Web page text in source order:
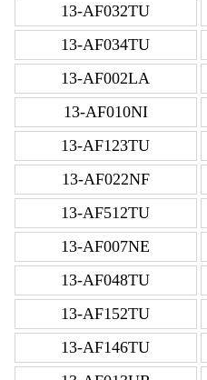
13-AF032TU
13-AF034TU
13-AF002LA
13-AF010NI
13-AF123TU
13-AF022NF
13-AF512TU
13-AF007NE
13-AF048TU
13-AF152TU
13-AF146TU